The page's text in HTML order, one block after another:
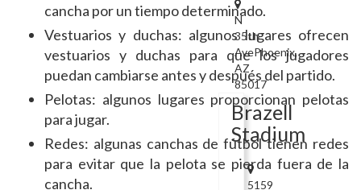
N
35th
AvePhoenix,
AZ
85017
Brazell
Stadium
5159
cancha por un tiempo determinado.
Vestuarios y duchas: algunos lugares ofrecen
vestuarios y duchas para que los jugadores
puedan cambiarse antes y después del partido.
Pelotas: algunos lugares proporcionan pelotas
para jugar.
Redes: algunas canchas de fútbol tienen redes
para evitar que la pelota se pierda fuera de la
cancha.